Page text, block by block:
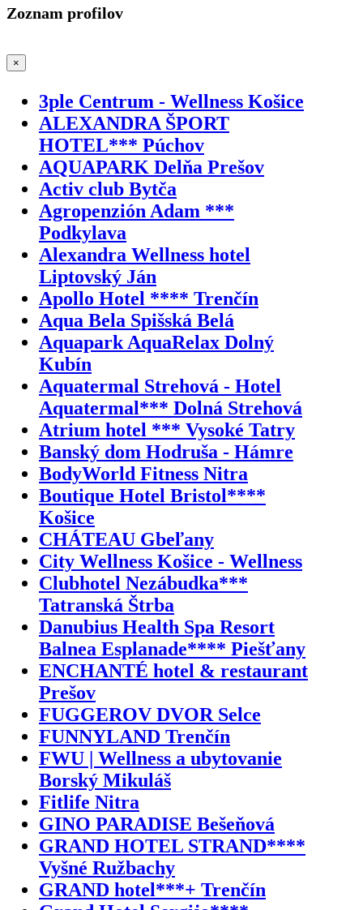
Zoznam profilov
×
3ple Centrum - Wellness Košice
ALEXANDRA ŠPORT
HOTEL*** Púchov
AQUAPARK Delňa Prešov
Activ club Bytča
Agropenzión Adam ***
Podkylava
Alexandra Wellness hotel
Liptovský Ján
Apollo Hotel **** Trenčín
Aqua Bela Spišská Belá
Aquapark AquaRelax Dolný
Kubín
Aquatermal Strehová - Hotel
Aquatermal*** Dolná Strehová
Atrium hotel *** Vysoké Tatry
Banský dom Hodruša - Hámre
BodyWorld Fitness Nitra
Boutique Hotel Bristol****
Košice
CHÁTEAU Gbeľany
City Wellness Košice - Wellness
Clubhotel Nezábudka***
Tatranská Štrba
Danubius Health Spa Resort
Balnea Esplanade**** Piešťany
ENCHANTÉ hotel & restaurant
Prešov
FUGGEROV DVOR Selce
FUNNYLAND Trenčín
FWU | Wellness a ubytovanie
Borský Mikuláš
Fitlife Nitra
GINO PARADISE Bešeňová
GRAND HOTEL STRAND****
Vyšné Ružbachy
GRAND hotel***+ Trenčín